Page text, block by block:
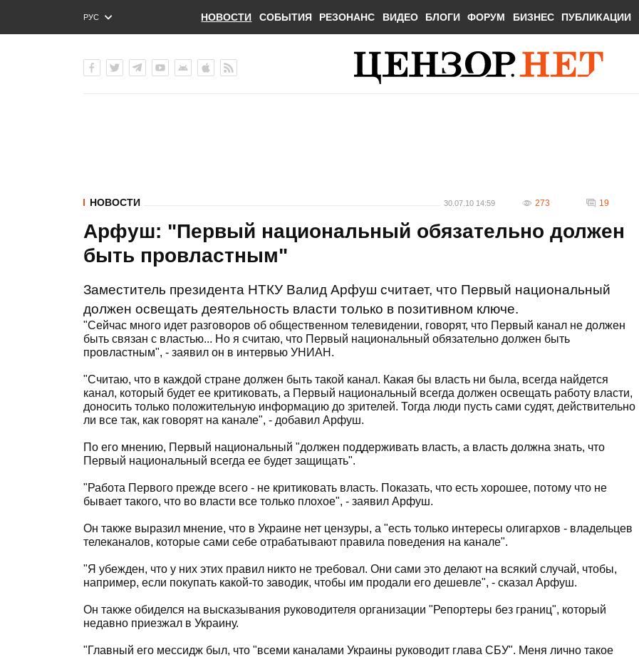
РУС
ENG
НОВОСТИ СОБЫТИЯ РЕЗОНАНС ВИДЕО БЛОГИ ФОРУМ БИЗНЕС ПУБЛИКАЦИИ
НОВОСТИ 30.07.10 14:59 273 19
Арфуш: "Первый национальный обязательно должен
быть провластным"
Заместитель президента НТКУ Валид Арфуш считает, что Первый национальный
должен освещать деятельность власти только в позитивном ключе.
"Сейчас много идет разговоров об общественном телевидении, говорят, что Первый канал не должен
быть связан с властью... Но я считаю, что Первый национальный обязательно должен быть
провластным", - заявил он в интервью УНИАН.
"Считаю, что в каждой стране должен быть такой канал. Какая бы власть ни была, всегда найдется
канал, который будет ее критиковать, а Первый национальный всегда должен освещать работу власти,
доносить только положительную информацию до зрителей. Тогда люди пусть сами судят, действительно
ли все так, как говорят на канале", - добавил Арфуш.
По его мнению, Первый национальный "должен поддерживать власть, а власть должна знать, что
Первый национальный всегда ее будет защищать".
"Работа Первого прежде всего - не критиковать власть. Показать, что есть хорошее, потому что не
бывает такого, что во власти все только плохое", - заявил Арфуш.
Он также выразил мнение, что в Украине нет цензуры, а "есть только интересы олигархов - владельцев
телеканалов, которые сами себе отрабатывают правила поведения на канале".
"Я убежден, что у них этих правил никто не требовал. Они сами это делают на всякий случай, чтобы,
например, если покупать какой-то заводик, чтобы им продали его дешевле", - сказал Арфуш.
Он также обиделся на высказывания руководителя организации "Репортеры без границ", который
недавно приезжал в Украину.
"Главный его мессидж был, что "всеми каналами Украины руководит глава СБУ". Меня лично такое